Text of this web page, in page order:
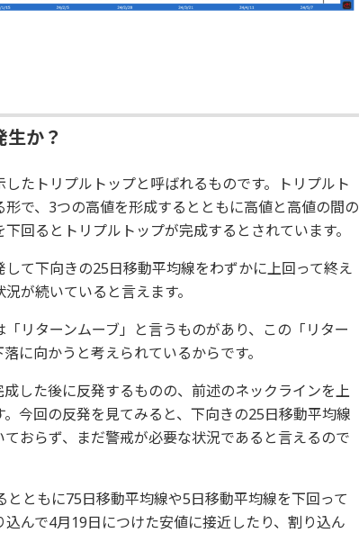
生か？
たトリプルトップと呼ばれるものです。トリプルト
で、3つの高値を形成するとともに高値と高値の間の
回るとトリプルトップが完成するとされています。
て下向きの25日移動平均線をわずかに上回って終え
が続いていると言えます。
リターンムーブ」と言うものがあり、この「リター
に向かうと考えられているからです。
した後に反発するものの、前述のネックラインを上
今回の反発を見てみると、下向きの25日移動平均線
おらず、まだ警戒が必要な状況であると言えるので
ともに75日移動平均線や5日移動平均線を下回って
んで4月19日につけた安値に接近したり、割り込ん